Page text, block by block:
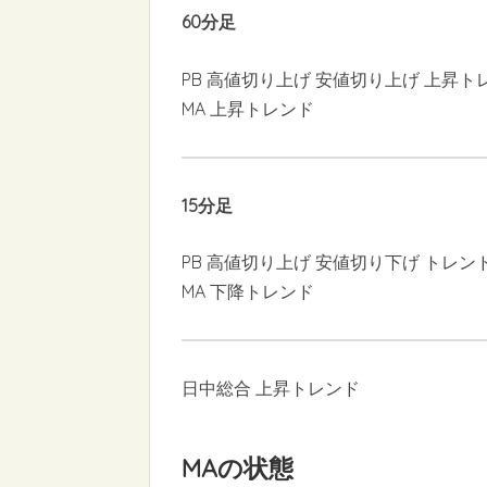
60分足
PB 高値切り上げ 安値切り上げ 上昇ト
MA 上昇トレンド
15分足
PB 高値切り上げ 安値切り下げ トレン
MA 下降トレンド
日中総合 上昇トレンド
MAの状態